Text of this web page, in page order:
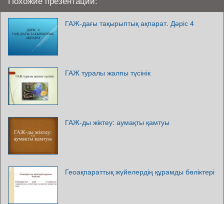
ГАЖ-дағы тақырыптық ақпарат. Дәріс 4
ГАЖ туралы жалпы түсінік
ГАЖ-ды жіктеу: аумақты қамтуы
Геоақпараттық жүйелердің құрамды бөліктері